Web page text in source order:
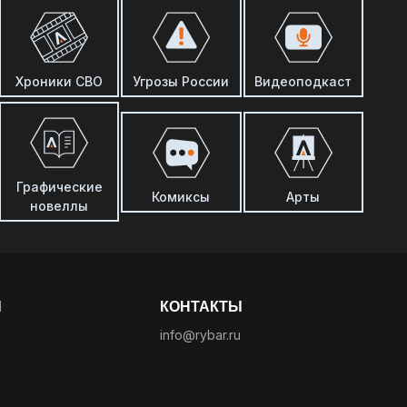
Хроники СВО Угрозы России Видеоподкаст
Графические
новеллы
Комиксы Арты
КОНТАКТЫ
info@rybar.ru